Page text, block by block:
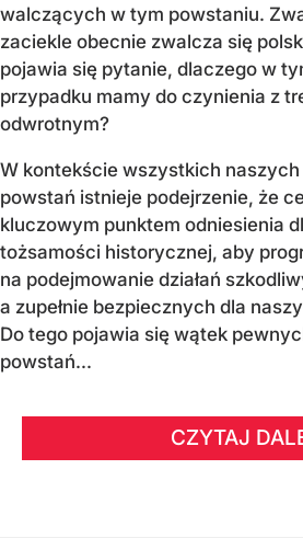
walczących w tym powstaniu.
zaciekle obecnie zwalcza się
pojawia się pytanie, dlaczego w
przypadku mamy do czynienia z
odwrotnym?
W kontekście wszystkich
powstań istnieje podejrzenie, że
kluczowym punktem odniesienia
tożsamości historycznej, aby
na podejmowanie działań
a zupełnie bezpiecznych dla
Do tego pojawia się wątek
powstań...
CZYTAJ